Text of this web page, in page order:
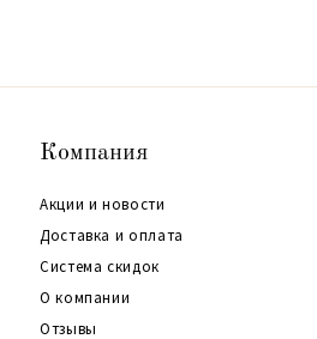
Компания
Акции и новости
Доставка и оплата
Система скидок
О компании
Отзывы